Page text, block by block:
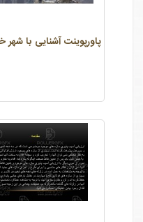
پاورپوینت آشنایی با شهر